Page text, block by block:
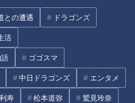
との遭遇 ドラゴンズ
活
ゴゴスマ
中日ドラゴンズ エンタメ
寿 松本道弥 鷲見玲奈
三重 加藤愛